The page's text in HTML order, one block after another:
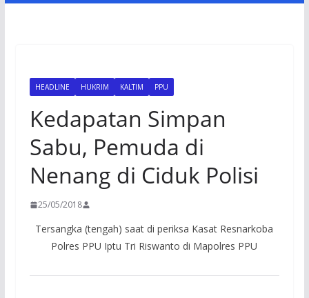
HEADLINE HUKRIM KALTIM PPU
Kedapatan Simpan
Sabu, Pemuda di
Nenang di Ciduk Polisi
25/05/2018
Tersangka (tengah) saat di periksa Kasat Resnarkoba
Polres PPU Iptu Tri Riswanto di Mapolres PPU